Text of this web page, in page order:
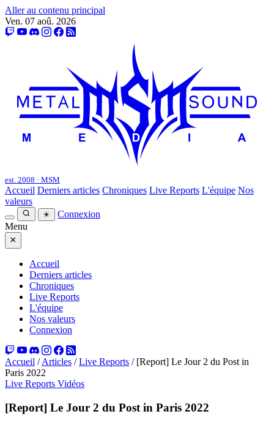
Aller au contenu principal
Ven. 07 aoû. 2026
est. 2008 · MSM
Accueil Derniers articles Chroniques Live Reports L'équipe Nos
valeurs
☀
Connexion
Menu
×
Accueil
Derniers articles
Chroniques
Live Reports
L'équipe
Nos valeurs
Connexion
Accueil / Articles / Live Reports / [Report] Le Jour 2 du Post in
Paris 2022
Live Reports Vidéos
[Report] Le Jour 2 du Post in Paris 2022